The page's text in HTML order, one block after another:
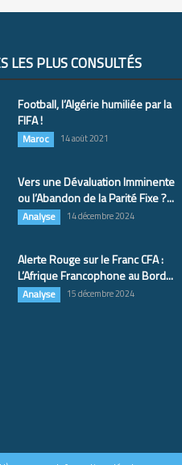
LES PLUS CONSULTÉS
Football, l’Algérie humiliée par la
FIFA !
Maroc 14 août 2021
Vers une Dévaluation Imminente
ou l’Abandon de la Parité Fixe ?...
Analyse 14 décembre 2024
Alerte Rouge sur le Franc CFA :
L’Afrique Francophone au Bord...
Analyse 15 décembre 2024